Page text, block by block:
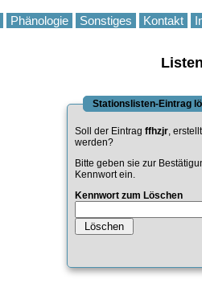
Phänologie Sonstiges Kontakt
Stationslisten-Eintrag
Soll der Eintrag ffhzjr,
werden?
Bitte geben sie zur
Kennwort ein.
Kennwort zum Löschen